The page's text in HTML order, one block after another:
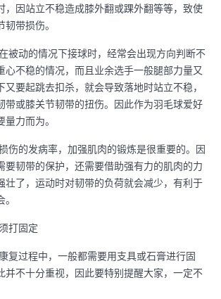
，因站立不稳造成膝外翻或踝外翻等等，致使
带损伤。
被动的情况下接球时，经常会出现方向判断不
心不稳的情况，而且业余选手一般腿部力量又
又要起跳去扣杀，就会导致落地时站立不稳，
带或膝关节韧带的扭伤。因此作为羽毛球爱好
力而为。
伤的发病率，加强肌肉的锻炼是很重要的。因
要韧带的保护，还需要借助强有力的肌肉的力
壮了，运动时对韧带的负荷就会减少，有利于
打固定
复过程中，一般都需要用支具或石膏进行固
并不十分重视，因此要特别提醒大家，一定不